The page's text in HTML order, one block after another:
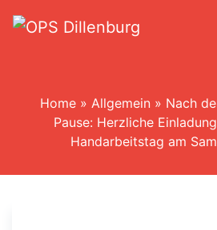
Home » Allgemein » Nach
Pause: Herzliche
Handarbeitstag am